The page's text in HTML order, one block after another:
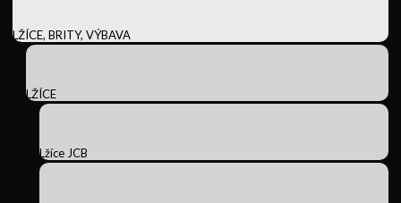
LŽÍCE, BRITY, VÝBAVA
LŽÍCE
Lžíce JCB